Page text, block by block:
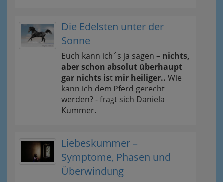
Die Edelsten unter der
Sonne
Euch kann ich´s ja sagen – nichts,
aber schon absolut überhaupt
gar nichts ist mir heiliger.. Wie
kann ich dem Pferd gerecht
werden? - fragt sich Daniela
Kummer.
Liebeskummer –
Symptome, Phasen und
Überwindung